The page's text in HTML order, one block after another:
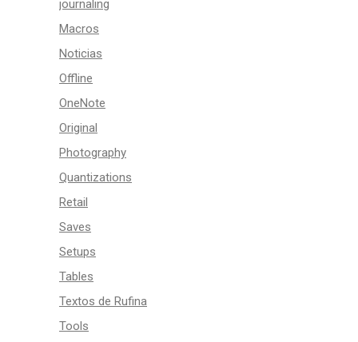
journaling
Macros
Noticias
Offline
OneNote
Original
Photography
Quantizations
Retail
Saves
Setups
Tables
Textos de Rufina
Tools